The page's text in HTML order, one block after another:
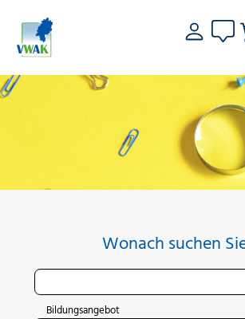
Wonach suchen
Bildungsangebot